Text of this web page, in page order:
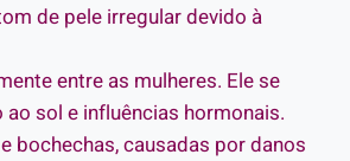
de pele irregular devido à
entre as mulheres. Ele se
sol e influências hormonais.
bochechas, causadas por danos